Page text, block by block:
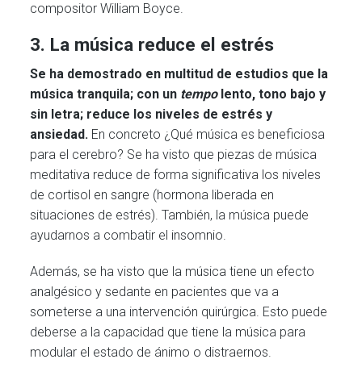
compositor William Boyce.
3. La música reduce el estrés
Se ha demostrado en multitud de estudios que la
música tranquila; con un tempo lento, tono bajo y
sin letra; reduce los niveles de estrés y
ansiedad. En concreto ¿Qué música es beneficiosa
para el cerebro? Se ha visto que piezas de música
meditativa reduce de forma significativa los niveles
de cortisol en sangre (hormona liberada en
situaciones de estrés). También, la música puede
ayudarnos a combatir el insomnio.
Además, se ha visto que la música tiene un efecto
analgésico y sedante en pacientes que va a
someterse a una intervención quirúrgica. Esto puede
deberse a la capacidad que tiene la música para
modular el estado de ánimo o distraernos.